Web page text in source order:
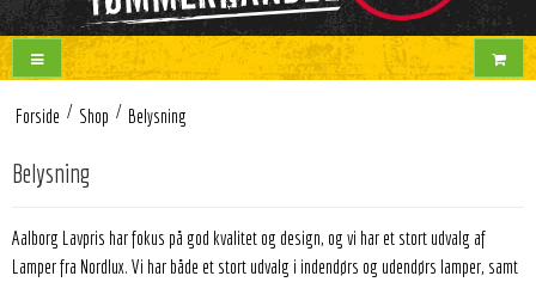
Forside / Shop / Belysning
Belysning
Aalborg Lavpris har fokus på god kvalitet og design, og vi har et stort udvalg af
Lamper fra Nordlux. Vi har både et stort udvalg i indendørs og udendørs lamper, samt